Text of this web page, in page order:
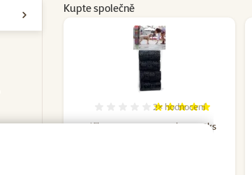
Kupte společně
Sáčky Dog Fantasy 4 role po 20ks
Hodnocení 100%,
2× hodnocení